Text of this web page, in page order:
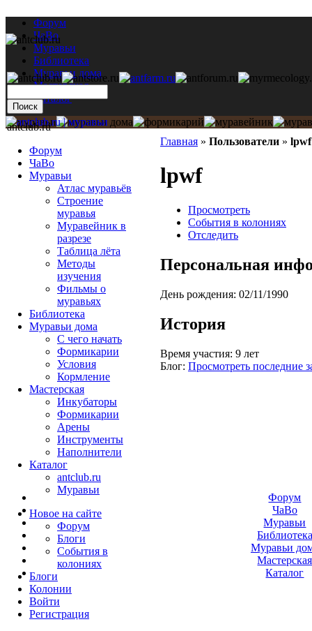
Форум
ЧаВо
Муравьи
Библиотека
Муравьи дома
Мастерская
Каталог
Главная » Пользователи » lpwf
lpwf
Просмотреть
События в колониях
Отследить
Персональная
День рождения: 02/11/1990
История
Время участия: 9 лет
Блог: Просмотреть последние
antclub.ru
Форум
ЧаВо
Муравьи
Атлас муравьёв
Строение
муравья
Муравейник в
разрезе
Таблица лёта
Методы
изучения
Фильмы о
муравьях
Библиотека
Муравьи дома
С чего начать
Формикарии
Условия
Кормление
Мастерская
Инкубаторы
Формикарии
Арены
Инструменты
Наполнители
Каталог
antclub.ru
Муравьи
Новое на сайте
Форум
Блоги
События в
колониях
Блоги
Колонии
Войти
Peгиcтpaция
Форум
ЧаВо
Муравьи
Библиотека
Муравьи
Мастерская
Каталог